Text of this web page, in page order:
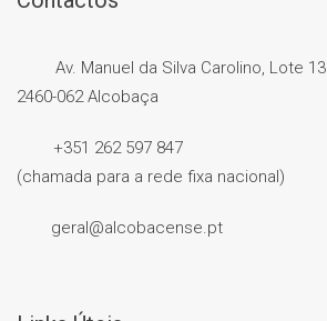
Av. Manuel da Silva Carolino, Lote 13
2460-062 Alcobaça
+351 262 597 847
(chamada para a rede fixa nacional)
geral@alcobacense.pt